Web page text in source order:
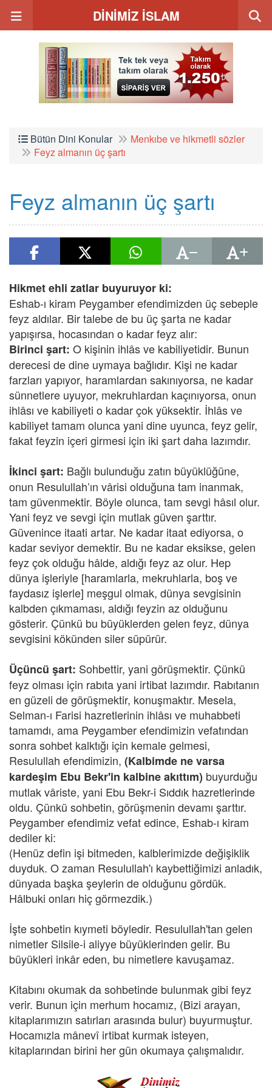
DİNİMİZ İSLAM
Bütün Dini Konular
Menkıbe ve hikmetli sözler
Feyz almanın üç şartı
Feyz almanın üç şartı
Hikmet ehli zatlar buyuruyor ki:
Eshab-ı kiram Peygamber efendimizden üç sebeple
feyz aldılar. Bir talebe de bu üç şarta ne kadar
yapışırsa, hocasından o kadar feyz alır:
Birinci şart: O kişinin ihlâs ve kabiliyetidir. Bunun
derecesi de dine uymaya bağlıdır. Kişi ne kadar
farzları yapıyor, haramlardan sakınıyorsa, ne kadar
sünnetlere uyuyor, mekruhlardan kaçınıyorsa, onun
ihlâsı ve kabiliyeti o kadar çok yüksektir. İhlâs ve
kabiliyet tamam olunca yani dine uyunca, feyz gelir,
fakat feyzin içeri girmesi için iki şart daha lazımdır.
İkinci şart: Bağlı bulunduğu zatın büyüklüğüne,
onun Resulullah’ın vârisi olduğuna tam inanmak,
tam güvenmektir. Böyle olunca, tam sevgi hâsıl olur.
Yani feyz ve sevgi için mutlak güven şarttır.
Güvenince itaati artar. Ne kadar itaat ediyorsa, o
kadar seviyor demektir. Bu ne kadar eksikse, gelen
feyz çok olduğu hâlde, aldığı feyz az olur. Hep
dünya işleriyle [haramlarla, mekruhlarla, boş ve
faydasız işlerle] meşgul olmak, dünya sevgisinin
kalbden çıkmaması, aldığı feyzin az olduğunu
gösterir. Çünkü bu büyüklerden gelen feyz, dünya
sevgisini kökünden siler süpürür.
Üçüncü şart: Sohbettir, yani görüşmektir. Çünkü
feyz olması için rabıta yani irtibat lazımdır. Rabıtanın
en güzeli de görüşmektir, konuşmaktır. Mesela,
Selman-ı Farisi hazretlerinin ihlâsı ve muhabbeti
tamamdı, ama Peygamber efendimizin vefatından
sonra sohbet kalktığı için kemale gelmesi,
Resulullah efendimizin, (Kalbimde ne varsa
kardeşim Ebu Bekr'in kalbine akıttım) buyurduğu
mutlak vâriste, yani Ebu Bekr-i Sıddık hazretlerinde
oldu. Çünkü sohbetin, görüşmenin devamı şarttır.
Peygamber efendimiz vefat edince, Eshab-ı kiram
dediler ki:
(Henüz defin işi bitmeden, kalblerimizde değişiklik
duyduk. O zaman Resulullah'ı kaybettiğimizi anladık,
dünyada başka şeylerin de olduğunu gördük.
Hâlbuki onları hiç görmezdik.)
İşte sohbetin kıymeti böyledir. Resulullah'tan gelen
nimetler Silsile-i aliyye büyüklerinden gelir. Bu
büyükleri inkâr eden, bu nimetlere kavuşamaz.
Kitabını okumak da sohbetinde bulunmak gibi feyz
verir. Bunun için merhum hocamız, (Bizi arayan,
kitaplarımızın satırları arasında bulur) buyurmuştur.
Hocamızla mânevî irtibat kurmak isteyen,
kitaplarından birini her gün okumaya çalışmalıdır.